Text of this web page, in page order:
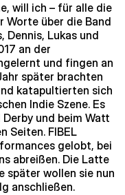
will ich – für alle die
Worte über die Band
Dennis, Lukas und
an der
und fingen an
später brachten
katapultierten sich
Indie Szene. Es
und beim Watt
Seiten. FIBEL
gelobt, bei
abreißen. Die Latte
später wollen sie nun
anschließen.